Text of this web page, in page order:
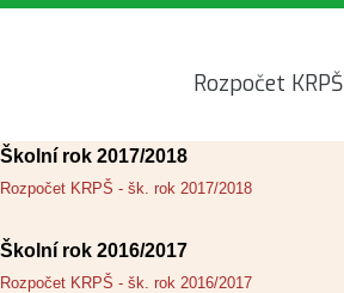
Rozpočet KRPŠ
Školní rok 2017/2018
Rozpočet KRPŠ - šk. rok 2017/2018
Školní rok 2016/2017
Rozpočet KRPŠ - šk. rok 2016/2017